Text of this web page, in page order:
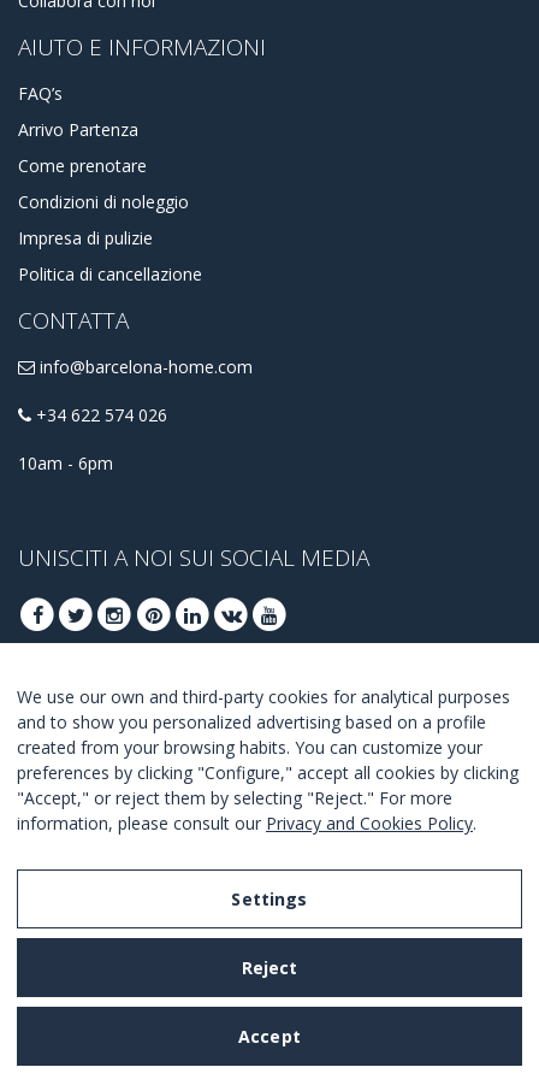
AIUTO E INFORMAZIONI
FAQ’s
Arrivo Partenza
Come prenotare
Condizioni di noleggio
Impresa di pulizie
Politica di cancellazione
CONTATTA
info@barcelona-home.com
+34 622 574 026
10am - 6pm
UNISCITI A NOI SUI SOCIAL MEDIA
ISCRIVITI PER OTTENERE LE OFFERTE MIGLIORI
UNISCITI
Accetto i termini e condizioni.
We use our own and third-party cookies for analytical purposes
and to show you personalized advertising based on a profile
created from your browsing habits. You can customize your
preferences by clicking "Configure," accept all cookies by clicking
"Accept," or reject them by selecting "Reject." For more
information, please consult our Privacy and Cookies Policy.
Settings
Reject
Accept
Legal Notice
Privacy and Cookies Policy
Terms and Conditions of Use
Settings